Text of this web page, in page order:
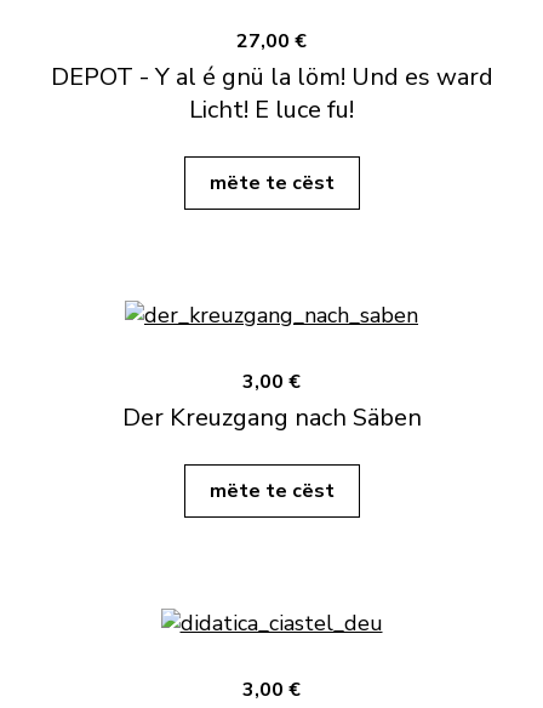
27,00 €
DEPOT - Y al é gnü la löm! Und es ward
Licht! E luce fu!
mëte te cëst
3,00 €
Der Kreuzgang nach Säben
mëte te cëst
3,00 €